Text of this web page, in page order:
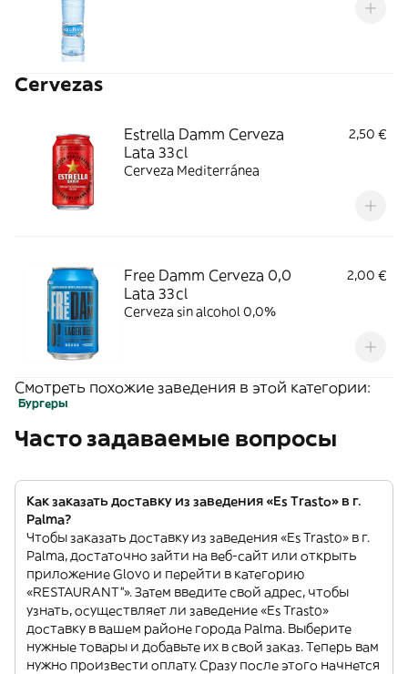
Cervezas
Estrella Damm Cerveza
Lata 33cl
2,50 €
Cerveza Mediterránea
Free Damm Cerveza 0,0
Lata 33cl
2,00 €
Cerveza sin alcohol 0,0%
Смотреть похожие заведения в этой категории:
Бургеры
Часто задаваемые вопросы
Как заказать доставку из заведения «Es Trasto» в г.
Palma?
Чтобы заказать доставку из заведения «Es Trasto» в г.
Palma, достаточно зайти на веб-сайт или открыть
приложение Glovo и перейти в категорию
«RESTAURANT”». Затем введите свой адрес, чтобы
узнать, осуществляет ли заведение «Es Trasto»
доставку в вашем районе города Palma. Выберите
нужные товары и добавьте их в свой заказ. Теперь вам
нужно произвести оплату. Сразу после этого начнется